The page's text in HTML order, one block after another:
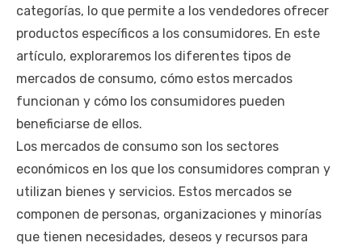
categorías, lo que permite a los vendedores ofrecer
productos específicos a los consumidores. En este
artículo, exploraremos los diferentes tipos de
mercados de consumo, cómo estos mercados
funcionan y cómo los consumidores pueden
beneficiarse de ellos.
Los mercados de consumo son los sectores
económicos en los que los consumidores compran y
utilizan bienes y servicios. Estos mercados se
componen de personas, organizaciones y minorías
que tienen necesidades, deseos y recursos para